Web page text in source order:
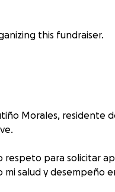
this fundraiser.
Morales, residente
para solicitar
salud y desempeño